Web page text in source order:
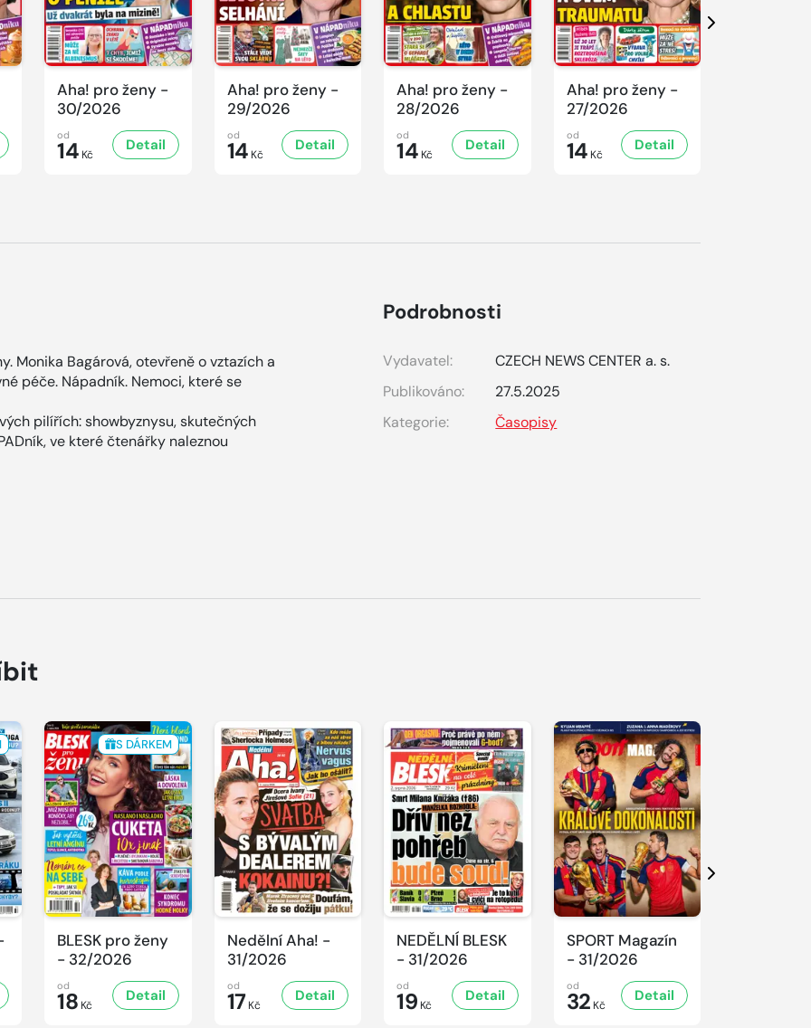
Aha! pro ženy -
30/2026
od
14 Kč
Detail
Aha! pro ženy -
29/2026
od
14 Kč
Detail
Aha! pro ženy -
28/2026
od
14 Kč
Detail
Aha! pro ženy -
27/2026
od
14 Kč
Detail
Další
Monika Bagárová, otevřeně o vztazích a
péče. Nápadník. Nemoci, které se
pilířích: showbyznysu, skutečných
ve které čtenářky naleznou
Podrobnosti
Vydavatel:
CZECH NEWS CENTER a. s.
Publikováno:
27.5.2025
Kategorie:
Časopisy
S DÁRKEM
BLESK pro ženy
- 32/2026
od
18 Kč
Detail
Nedělní Aha! -
31/2026
od
17 Kč
Detail
NEDĚLNÍ BLESK
- 31/2026
od
19 Kč
Detail
SPORT Magazín
- 31/2026
od
32 Kč
Detail
Další